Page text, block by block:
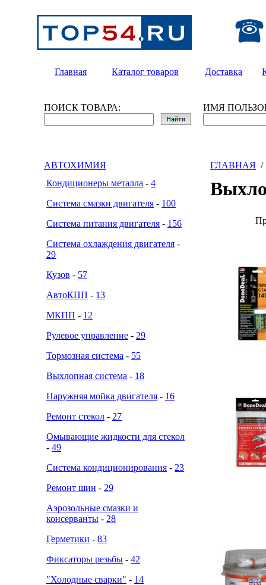
Главная Каталог товаров Доставка
ПОИСК ТОВАРА: ИМЯ
АВТОХИМИЯ
Кондиционеры металла - 4
Система смазки двигателя - 100
Система питания двигателя - 156
Система охлаждения двигателя -
29
Кузов - 57
АвтоКПП - 13
МКПП - 12
Рулевое управление - 29
Тормозная система - 55
Выхлопная система - 18
Наружняя мойка двигателя - 16
Ремонт стекол - 27
Омывающие жидкости для стекол
- 49
Система кондиционирования - 23
Ремонт шин - 29
Аэрозольные смазки и
консерванты - 28
Герметики - 83
Фиксаторы резьбы - 42
"Холодные сварки" - 14
ГЛАВНАЯ